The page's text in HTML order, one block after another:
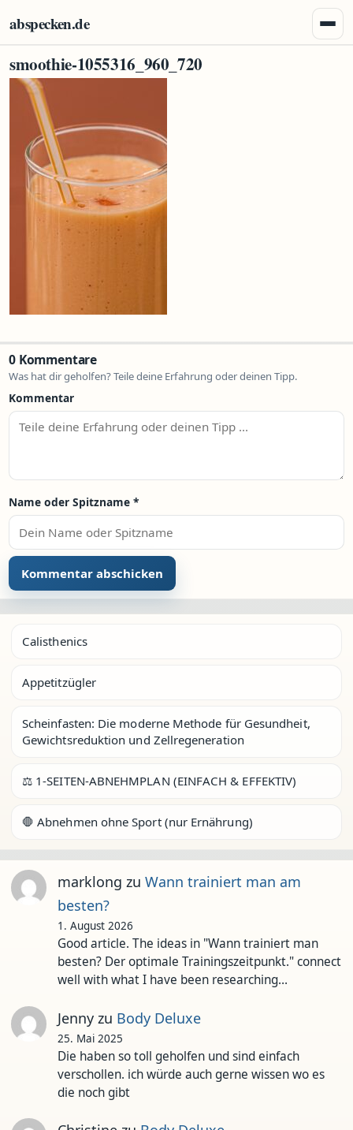
abspecken.de
smoothie-1055316_960_720
0 Kommentare
Was hat dir geholfen? Teile deine Erfahrung oder deinen Tipp.
Kommentar
Name oder Spitzname *
Calisthenics
Appetitzügler
Scheinfasten: Die moderne Methode für Gesundheit,
Gewichtsreduktion und Zellregeneration
⚖️ 1-SEITEN-ABNEHMPLAN (EINFACH & EFFEKTIV)
🛑 Abnehmen ohne Sport (nur Ernährung)
marklong zu Wann trainiert man am
besten?
1. August 2026
Good article. The ideas in "Wann trainiert man
besten? Der optimale Trainingszeitpunkt." connect
well with what I have been researching…
Jennyzu Body Deluxe
25. Mai 2025
Die haben so toll geholfen und sind einfach
verschollen. ich würde auch gerne wissen wo es
die noch gibt